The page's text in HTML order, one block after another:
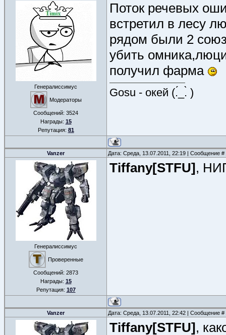
Генералиссимус
Модераторы
Сообщений: 3524
Награды: 15
Репутация: 81
Поток речевых
встретил в лесу
рядом были 2
убить
получил фарма
Gosu - окей (.́_.̀ )
Vanzer Дата: Среда, 13.07.2011, 22:19 | Сообщение #
Генералиссимус
Проверенные
Сообщений: 2873
Награды: 15
Репутация: 107
Tiffany[STFU],
Vanzer Дата: Среда, 13.07.2011, 22:42 | Сообщение #
Tiffany[STFU],